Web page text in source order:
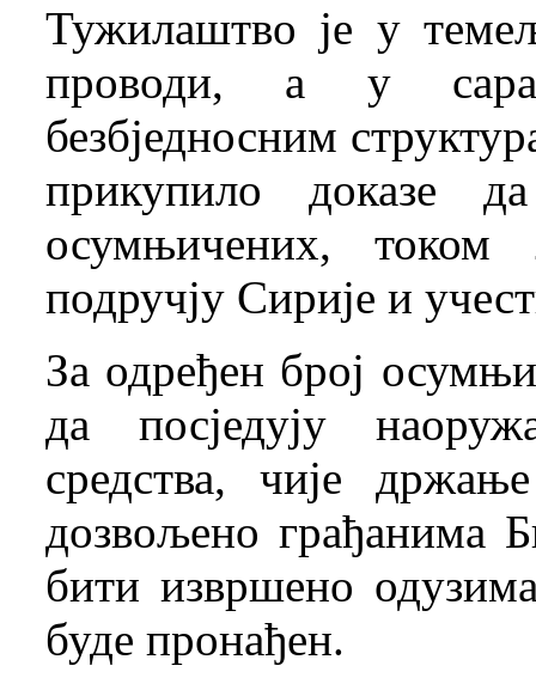
Тужилаштво је у
проводи, а у
безбједносним
прикупило доказе
осумњичених,
подручју Сирије и
За одређен број
да посједују
средства, чије
дозвољено грађанима
бити извршено
буде пронађен.